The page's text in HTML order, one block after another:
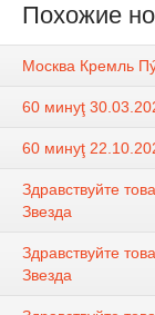
Похожие
Москва Кремль
60 минуţ
60 минуţ
Здравствуйте
Звезда
Здравствуйте
Звезда